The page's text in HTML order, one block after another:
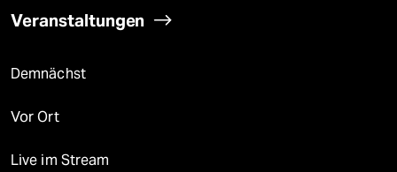
Veranstaltungen
Demnächst
Vor Ort
Live im Stream